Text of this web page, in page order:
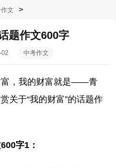
文 >
题作文600字
02
中考作文
富，我的财富就是——青
关于“我的财富”的话题作
字1：